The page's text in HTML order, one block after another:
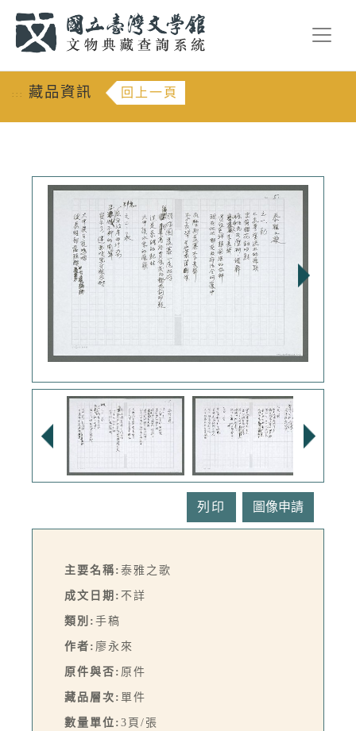
::: 藏品資訊 回上一頁
列印
主要名稱: 泰雅之歌
成文日期: 不詳
類別: 手稿
作者: 廖永來
原件與否: 原件
藏品層次: 單件
數量單位: 3頁/張